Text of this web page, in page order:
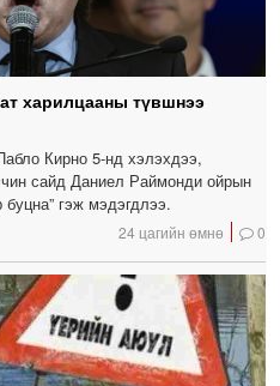
харилцааны түвшнээ
Кирно 5-нд хэлэхдээ,
сайд Даниел Раймонди ойрын
гэж мэдэгдлээ.
24 цагийн өмнө 0